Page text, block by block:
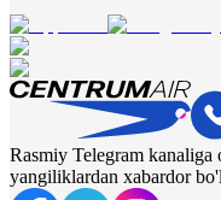
Rasmiy Telegram
yangiliklardan xabardor